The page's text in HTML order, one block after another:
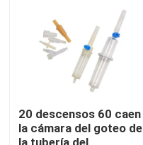
Productos
20 descensos 60 caen
la cámara del goteo de